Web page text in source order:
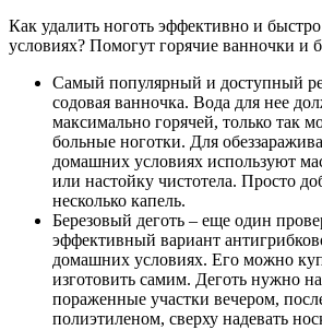
Как удалить ноготь эффективно и
условиях? Помогут горячие ванночки и
Самый популярный и доступный
содовая ванночка. Вода для нее
максимально горячей, только так
больные ноготки. Для
домашних условиях используют
или настойку чистотела. Просто
несколько капель.
Березовый деготь – еще один
эффективный вариант
домашних условиях. Его можно
изготовить самим. Деготь нужно
пораженные участки вечером,
полиэтиленом, сверху надевать